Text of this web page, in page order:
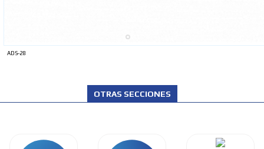
ADS-28
OTRAS SECCIONES